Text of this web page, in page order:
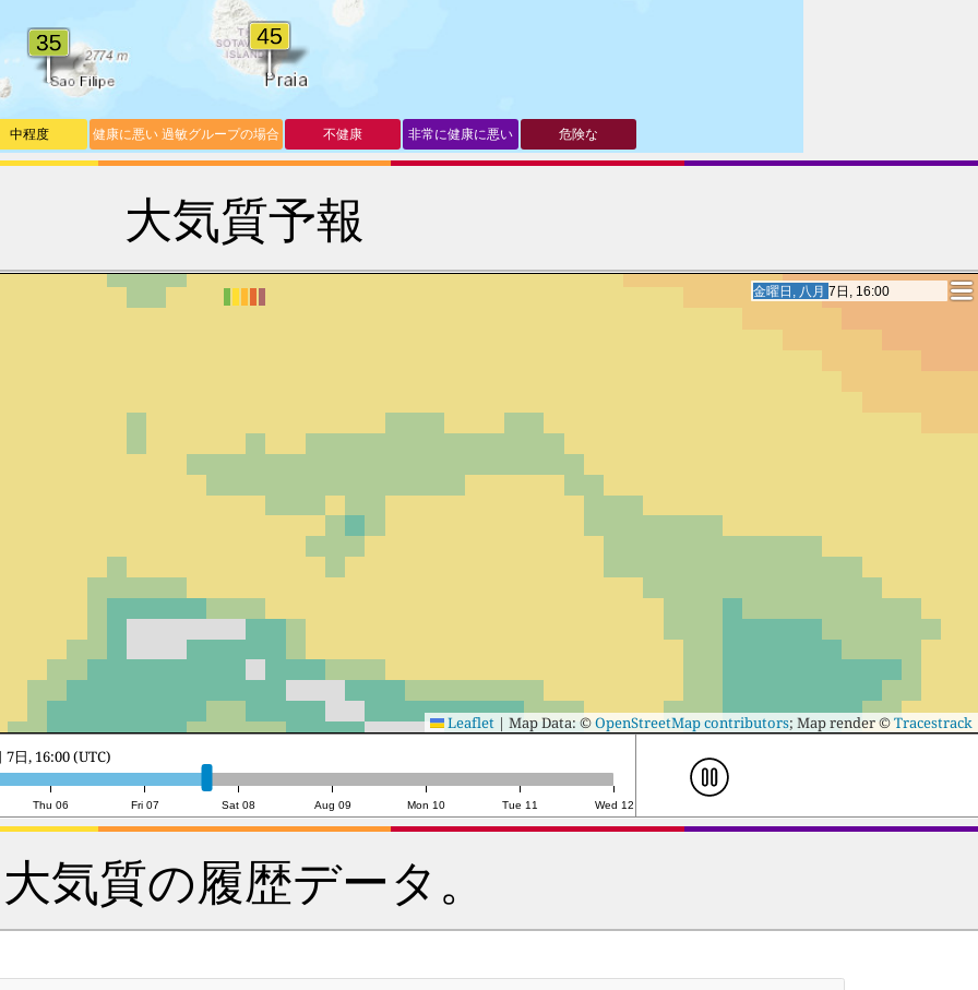
中程度 健康に悪い 過敏グループの場合 不健康 非常に健康に悪い 危険な
大気質予報
土曜日, 八月 8日, 10:00
土曜日, 八月 8日, 10:00
Leaflet | Map Data: ©OpenStreetMap contributors; Map render ©Tracestrack
Thu 06 Fri 07 Sat 08 Aug 09 Mon 10 Tue 11 Wed 12
8日, 10:00 (UTC)
大気質の履歴データ。